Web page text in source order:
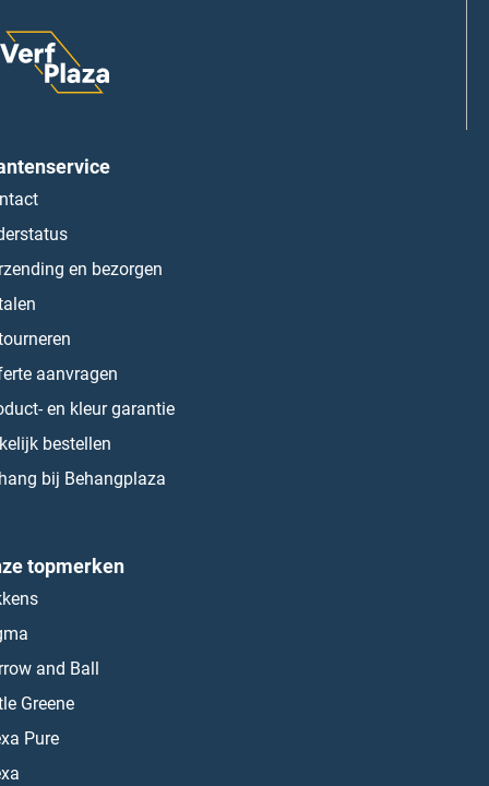
en bezorgen
aanvragen
en kleur garantie
bestellen
bij Behangplaza
topmerken
and Ball
Greene
Pure